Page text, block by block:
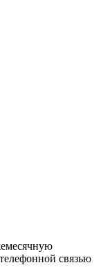
связью